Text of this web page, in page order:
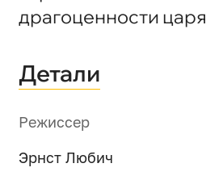
драгоценности царя
Детали
Режиссер
Эрнст Любич